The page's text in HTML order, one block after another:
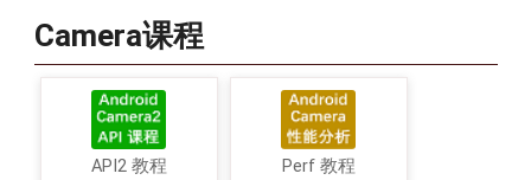
Camera课程
API2 教程 Perf 教程